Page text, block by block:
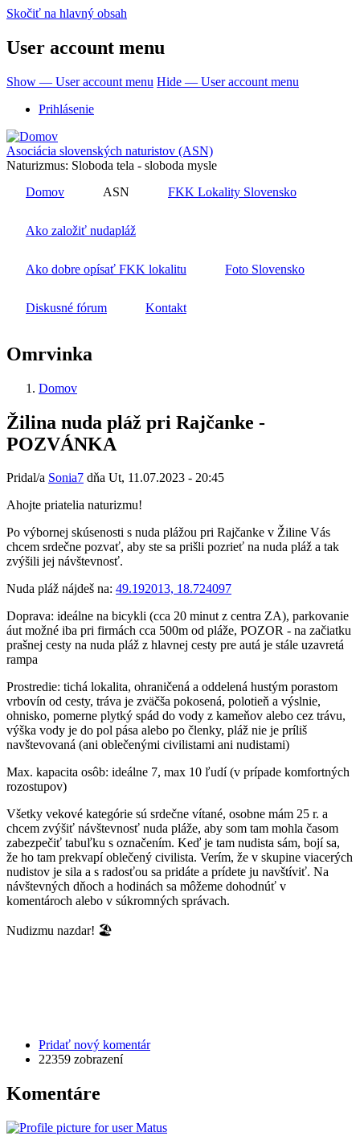
Skočiť na hlavný obsah
User account menu
Show — User account menu Hide — User account menu
Prihlásenie
Asociácia slovenských naturistov (ASN)
Naturizmus: Sloboda tela - sloboda mysle
Domov
ASN FKK Lokality Slovensko
Ako založiť nudapláž
Ako dobre opísať FKK lokalitu Foto Slovensko
Diskusné fórum Kontakt
Omrvinka
Domov
Žilina nuda pláž pri Rajčanke -
POZVÁNKA
Pridal/a Sonia7 dňa Ut, 11.07.2023 - 20:45
Ahojte priatelia naturizmu!
Po výbornej skúsenosti s nuda plážou pri Rajčanke v Žiline Vás
chcem srdečne pozvať, aby ste sa prišli pozrieť na nuda pláž a tak
zvýšili jej návštevnosť.
Nuda pláž nájdeš na: 49.192013, 18.724097
Doprava: ideálne na bicykli (cca 20 minut z centra ZA), parkovanie
áut možné iba pri firmách cca 500m od pláže, POZOR - na začiatku
prašnej cesty na nuda pláž z hlavnej cesty pre autá je stále uzavretá
rampa
Prostredie: tichá lokalita, ohraničená a oddelená hustým porastom
vrbovín od cesty, tráva je zväčša pokosená, polotieň a výslnie,
ohnisko, pomerne plytký spád do vody z kameňov alebo cez trávu,
výška vody je do pol pása alebo po členky, pláž nie je príliš
navštevovaná (ani oblečenými civilistami ani nudistami)
Max. kapacita osôb: ideálne 7, max 10 ľudí (v prípade komfortných
rozostupov)
Všetky vekové kategórie sú srdečne vítané, osobne mám 25 r. a
chcem zvýšiť návštevnosť nuda pláže, aby som tam mohla časom
zabezpečiť tabuľku s označením. Keď je tam nudista sám, bojí sa,
že ho tam prekvapí oblečený civilista. Verím, že v skupine viacerých
nudistov je sila a s radosťou sa pridáte a prídete ju navštíviť. Na
návštevných dňoch a hodinách sa môžeme dohodnúť v
komentároch alebo v súkromných správach.
Nudizmu nazdar! 🏖️
Pridať nový komentár
22359 zobrazení
Komentáre